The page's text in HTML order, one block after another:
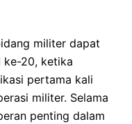
militer dapat
ke-20, ketika
pertama kali
militer. Selama
penting dalam